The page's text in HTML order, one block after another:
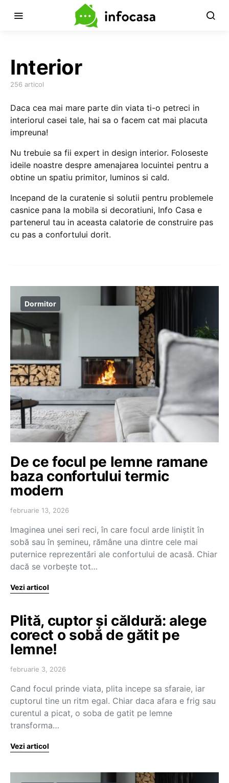
Interior
256 articol
Daca cea mai mare parte din viata ti-o petreci in
interiorul casei tale, hai sa o facem cat mai placuta
impreuna!
Nu trebuie sa fii expert in design interior. Foloseste
ideile noastre despre amenajarea locuintei pentru a
obtine un spatiu primitor, luminos si cald.
Incepand de la curatenie si solutii pentru problemele
casnice pana la mobila si decoratiuni, Info Casa e
partenerul tau in aceasta calatorie de construire pas
cu pas a confortului dorit.
Dormitor
De ce focul pe lemne ramane
baza confortului termic
modern
februarie 13, 2026
Imaginea unei seri reci, în care focul arde liniștit în
sobă sau în șemineu, rămâne una dintre cele mai
puternice reprezentări ale confortului de acasă. Chiar
dacă se vorbește tot…
Vezi articol
Plită, cuptor și căldură: alege
corect o sobă de gătit pe
lemne!
februarie 3, 2026
Cand focul prinde viata, plita incepe sa sfaraie, iar
cuptorul tine un ritm egal. Chiar daca afara e frig sau
curentul a picat, o soba de gatit pe lemne
transforma…
Vezi articol